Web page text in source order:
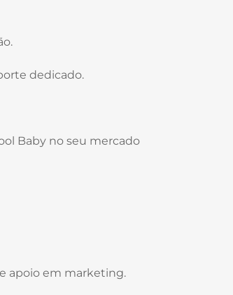
dedicado.
Baby no seu mercado
apoio em marketing.